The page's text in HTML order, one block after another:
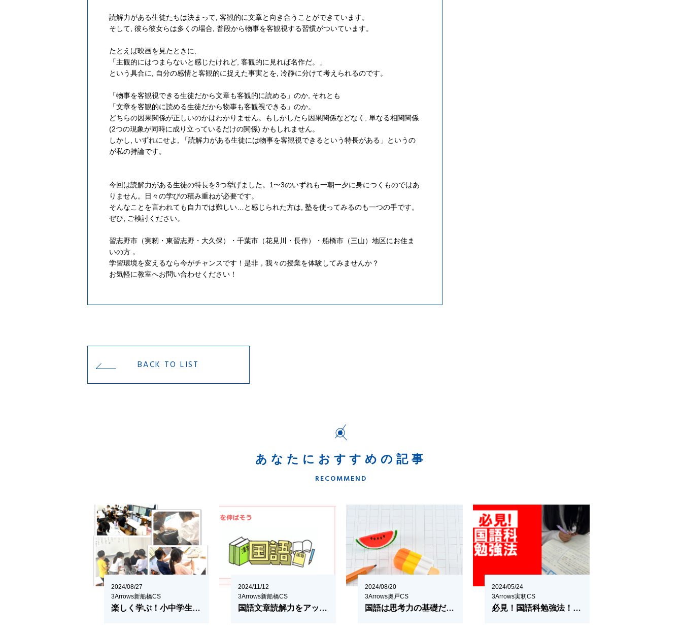
読解力がある生徒たちは決まって, 客観的に文章と向き合うことができています。
そして, 彼ら彼女らは多くの場合, 普段から物事を客観視する習慣がついています。
たとえば映画を見たときに,
「主観的にはつまらないと感じたけれど, 客観的に見れば名作だ。」
という具合に, 自分の感情と客観的に捉えた事実とを, 冷静に分けて考えられるのです。
「物事を客観視できる生徒だから文章も客観的に読める」のか, それとも
「文章を客観的に読める生徒だから物事も客観視できる」のか。
どちらの因果関係が正しいのかはわかりません。もしかしたら因果関係などなく, 単なる相関関係
(2つの現象が同時に成り立っているだけの関係) かもしれません。
しかし, いずれにせよ, 「読解力がある生徒には物事を客観視できるという特長がある」というの
が私の持論です。
今回は読解力がある生徒の特長を3つ挙げました。1〜3のいずれも一朝一夕に身につくものではあ
りません。日々の学びの積み重ねが必要です。
そんなことを言われても自力では難しい…と感じられた方は, 塾を使ってみるのも一つの手です。
ぜひ, ご検討ください。
習志野市（実籾・東習志野・大久保）・千葉市（花見川・長作）・船橋市（三山）地区にお住ま
いの方，
学習環境を変えるなら今がチャンスです！是非，我々の授業を体験してみませんか？
お気軽に教室へお問い合わせください！
BACK TO LIST
あなたにおすすめの記事
RECOMMEND
2024/08/27
3Arrows新船橋CS
楽しく学ぶ！小中学生の作文力を伸ばすコツ！
2024/11/12
3Arrows新船橋CS
国語文章読解力をアップする３つのポイント
2024/08/20
3Arrows奥戸CS
国語は思考力の基礎だとあらためて感じた件。
2024/05/24
3Arrows実籾CS
必見！国語科勉強法！！！